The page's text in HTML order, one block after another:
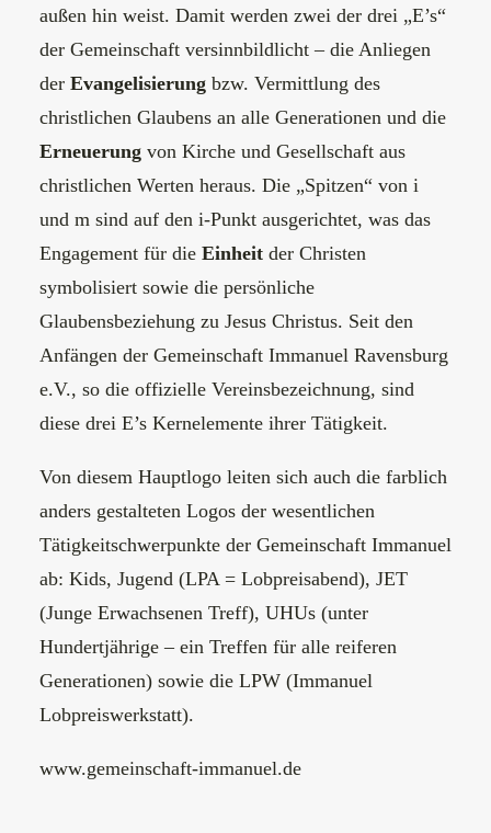
außen hin weist. Damit werden zwei der drei „E’s“
der Gemeinschaft versinnbildlicht – die Anliegen
der Evangelisierung bzw. Vermittlung des
christlichen Glaubens an alle Generationen und die
Erneuerung von Kirche und Gesellschaft aus
christlichen Werten heraus. Die „Spitzen“ von i
und m sind auf den i-Punkt ausgerichtet, was das
Engagement für die Einheit der Christen
symbolisiert sowie die persönliche
Glaubensbeziehung zu Jesus Christus. Seit den
Anfängen der Gemeinschaft Immanuel Ravensburg
e.V., so die offizielle Vereinsbezeichnung, sind
diese drei E’s Kernelemente ihrer Tätigkeit.
Von diesem Hauptlogo leiten sich auch die farblich
anders gestalteten Logos der wesentlichen
Tätigkeitschwerpunkte der Gemeinschaft Immanuel
ab: Kids, Jugend (LPA = Lobpreisabend), JET
(Junge Erwachsenen Treff), UHUs (unter
Hundertjährige – ein Treffen für alle reiferen
Generationen) sowie die LPW (Immanuel
Lobpreiswerkstatt).
www.gemeinschaft-immanuel.de